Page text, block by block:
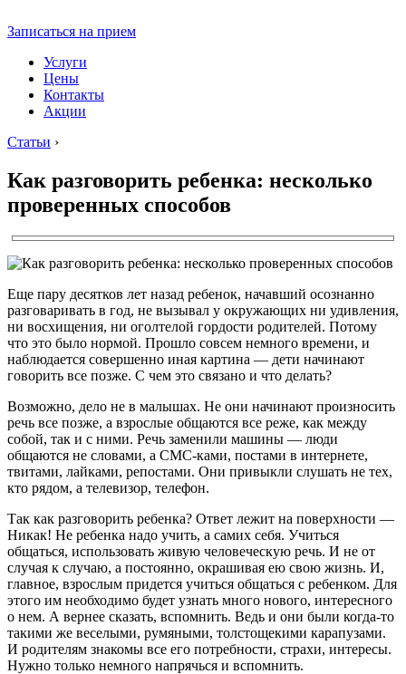
Записаться на прием
Услуги
Цены
Контакты
Акции
Статьи ›
Как разговорить ребенка: несколько
проверенных способов
Еще пару десятков лет назад ребенок, начавший осознанно
разговаривать в год, не вызывал у окружающих ни удивления,
ни восхищения, ни оголтелой гордости родителей. Потому
что это было нормой. Прошло совсем немного времени, и
наблюдается совершенно иная картина — дети начинают
говорить все позже. С чем это связано и что делать?
Возможно, дело не в малышах. Не они начинают произносить
речь все позже, а взрослые общаются все реже, как между
собой, так и с ними. Речь заменили машины — люди
общаются не словами, а СМС-ками, постами в интернете,
твитами, лайками, репостами. Они привыкли слушать не тех,
кто рядом, а телевизор, телефон.
Так как разговорить ребенка? Ответ лежит на поверхности —
Никак! Не ребенка надо учить, а самих себя. Учиться
общаться, использовать живую человеческую речь. И не от
случая к случаю, а постоянно, окрашивая ею свою жизнь. И,
главное, взрослым придется учиться общаться с ребенком. Для
этого им необходимо будет узнать много нового, интересного
о нем. А вернее сказать, вспомнить. Ведь и они были когда-то
такими же веселыми, румяными, толстощекими карапузами.
И родителям знакомы все его потребности, страхи, интересы.
Нужно только немного напрячься и вспомнить.